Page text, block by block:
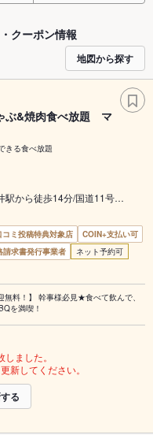
クーポン情報
地図から探す
ぶ&焼肉食べ放題 マ
きる食べ放題
駅から徒歩14分/国道11号…
コミ投稿特典対象店
COIN+支払い可
請求書発行事業者
ネット予約可
無料！】 幹事様必見★食べて飲んで、
を満喫！
ました。
新してください。
る